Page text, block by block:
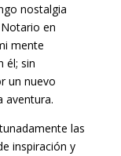
nostalgia
en
mente
él; sin
un nuevo
aventura.
las
inspiración y